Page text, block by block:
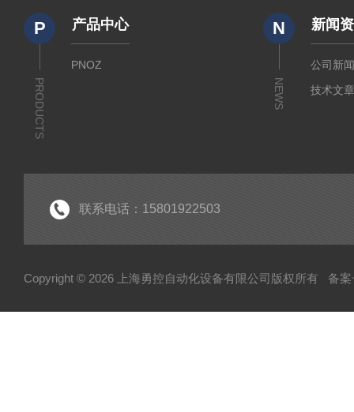
P
PRODUCTS
产品中心
PNOZ
N
NEWS
新闻
公司新
技术文
联系电话：15801922503
Copyright © 2026 上海勇控自动化设备有限公司版权所有 备案